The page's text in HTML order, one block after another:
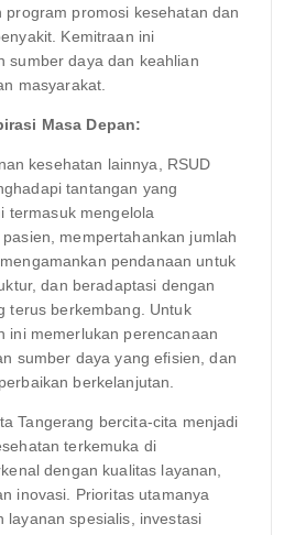
program promosi kesehatan dan
Kemitraan ini
sumber daya dan keahlian
masyarakat.
Masa Depan:
kesehatan lainnya, RSUD
tantangan yang
termasuk mengelola
mempertahankan jumlah
pendanaan untuk
dan beradaptasi dengan
terus berkembang. Untuk
ini memerlukan perencanaan
sumber daya yang efisien, dan
berkelanjutan.
Tangerang bercita-cita menjadi
terkemuka di
dengan kualitas layanan,
inovasi. Prioritas utamanya
layanan spesialis, investasi